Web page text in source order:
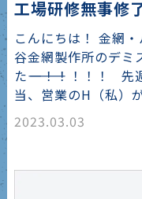
工場研修無事修
こんにちは！ 金網
谷金網製作所のデ
た―――――――！！！！
当、営業のH（私）
2023.03.03